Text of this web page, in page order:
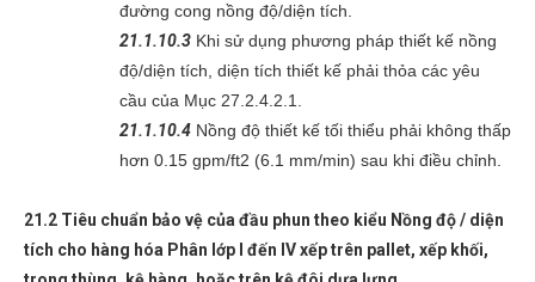
đường cong nồng độ/diện tích.
21.1.10.3 Khi sử dụng phương pháp thiết kế nồng
độ/diện tích, diện tích thiết kế phải thỏa các yêu
cầu của Mục 27.2.4.2.1.
21.1.10.4 Nồng độ thiết kế tối thiểu phải không thấp
hơn 0.15 gpm/ft2 (6.1 mm/min) sau khi điều chỉnh.
21.2 Tiêu chuẩn bảo vệ của đầu phun theo kiểu Nồng độ / diện
tích cho hàng hóa Phân lớp I đến IV xếp trên pallet, xếp khối,